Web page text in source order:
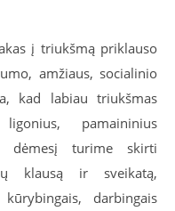
į triukšmą priklauso
amžiaus, socialinio
kad labiau triukšmas
pamaininius
dėmesį turime skirti
klausą ir sveikatą,
darbingais